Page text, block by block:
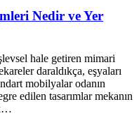
Nedir ve Yer
hale getiren mimari
daraldıkça, eşyaları
mobilyalar odanın
edilen tasarımlar mekanın